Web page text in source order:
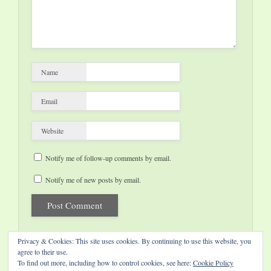
Name
Email
Website
Notify me of follow-up comments by email.
Notify me of new posts by email.
Privacy & Cookies: This site uses cookies. By continuing to use this website, you
agree to their use.
To find out more, including how to control cookies, see here:Cookie Policy